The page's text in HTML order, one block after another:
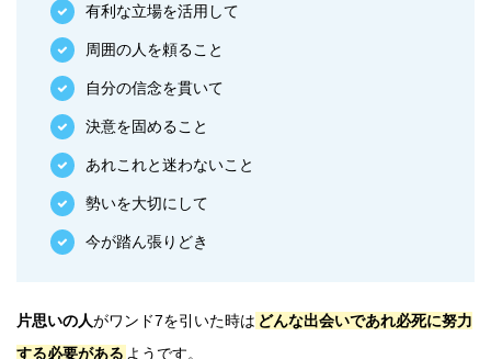
有利な立場を活用して
周囲の人を頼ること
自分の信念を貫いて
決意を固めること
あれこれと迷わないこと
勢いを大切にして
今が踏ん張りどき
片思いの人がワンド7を引いた時は どんな出会いであれ必死に努力
する必要がある ようです。